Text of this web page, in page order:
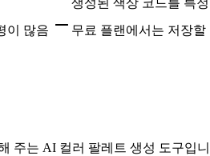
이 많음
무료 플랜에서는 저장
주는 AI 컬러 팔레트 생성 도구입